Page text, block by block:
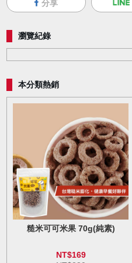
分享
瀏覽紀錄
本分類熱銷
糙米可可米果 70g(純素)
NT$169